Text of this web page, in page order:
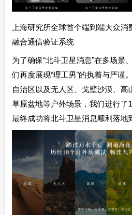
上海研究所全球首个端到端大众
融合通信验证系统
为了确保“北斗卫星消息”在多场景
们再度展现“理工男”的执着与严谨
自治区以及无人区、戈壁沙漠、高
草原盆地等户外场景，我们进行了
最终成功将北斗卫星消息顺利落地